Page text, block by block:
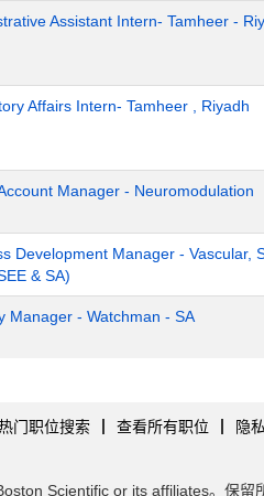
Assistant Intern- Tamheer -
Affairs Intern- Tamheer , Riyadh
Manager - Neuromodulation
Development Manager - Vascular,
& SA)
Manager - Watchman - SA
门职位搜索 查看所有职位 隐
Scientific or its affiliates。保留